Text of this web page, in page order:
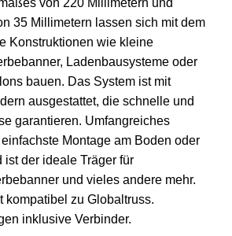
von 220 Millimetern und
35 Millimetern lassen sich mit dem
Konstruktionen wie kleine
Ladenbausysteme oder
bauen. Das System ist mit
ausgestattet, die schnelle und
garantieren. Umfangreiches
Montage am Boden oder
ist der ideale Träger für
und vieles andere mehr.
kompatibel zu Globaltruss.
inklusive Verbinder.